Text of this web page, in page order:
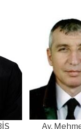
Av. Mehmet